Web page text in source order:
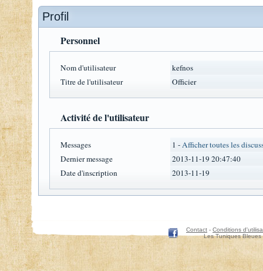
Profil
Personnel
Nom d'utilisateur
kefnos
Titre de l'utilisateur
Officier
Activité de l'utilisateur
Messages 1 -Afficher toutes les
Dernier message
2013-11-19 20:47:40
Date d'inscription
2013-11-19
Contact - Conditions
Les Tuniques